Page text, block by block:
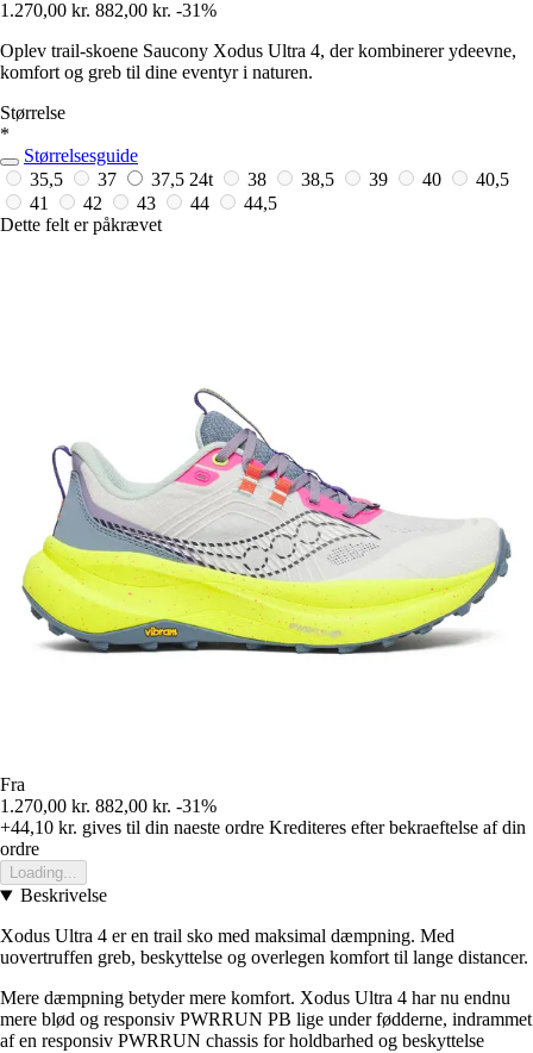
1.270,00 kr. 882,00 kr. -31%
Oplev trail-skoene Saucony Xodus Ultra 4, der kombinerer ydeevne,
komfort og greb til dine eventyr i naturen.
Størrelse
*
Størrelsesguide
35,5
37 37,5 24t 38 38,5 39 40
40,5
41
42 43 44
44,5
Dette felt er påkrævet
Fra
1.270,00 kr. 882,00 kr. -31%
+44,10 kr. gives til din naeste ordre Krediteres efter bekraeftelse af din
ordre
Loading...
Beskrivelse
Xodus Ultra 4 er en trail sko med maksimal dæmpning. Med
uovertruffen greb, beskyttelse og overlegen komfort til lange distancer.
Mere dæmpning betyder mere komfort. Xodus Ultra 4 har nu endnu
mere blød og responsiv PWRRUN PB lige under fødderne, indrammet
af en responsiv PWRRUN chassis for holdbarhed og beskyttelse